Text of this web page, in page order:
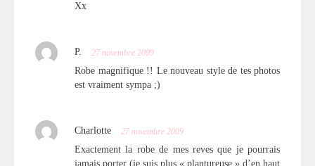
Xx
P. 27 novembre 2009
Robe magnifique !! Le nouveau style de tes photos
est vraiment sympa ;)
Charlotte 27 novembre 2009
Exactement la robe de mes reves que je pourrais
jamais porter (je suis plus « plantureuse » d’en haut